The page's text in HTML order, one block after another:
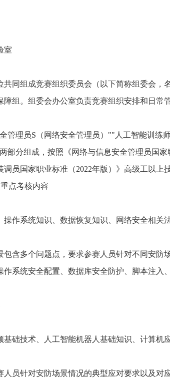
室
组成竞赛组织委员会（以下简称组委会，
组。组委会办公室负责竞赛组织安排和日常
理员S（网络安全管理员）""人工智能训练
分组成，按照《网络与信息安全管理员国
员国家职业标准（2022年版）》高级工以上
点考核内容
系统知识、数据恢复知识、网络安全相关法
多个问题点，要求参赛人员针对不同安防
系统安全配置、数据库安全防护、脚本注
技术、人工智能机器人基础知识、计算机
针对安防场景情况的典型应对要求以及对